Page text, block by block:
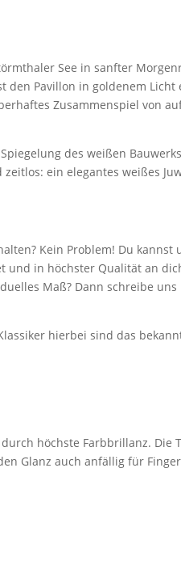
See in sanfter
Pavillon in goldenem Licht
Zusammenspiel von
des weißen
ein elegantes weißes
Kein Problem! Du kannst
und in höchster Qualität an
Maß? Dann schreibe
hierbei sind das
höchste Farbbrillanz. Die
Glanz auch anfällig für